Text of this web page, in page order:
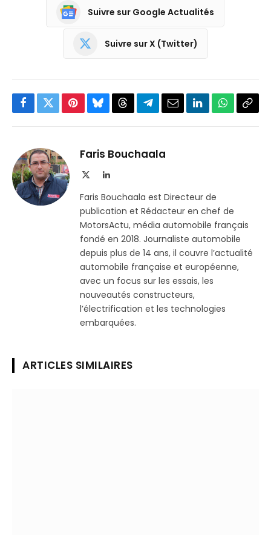
Suivre sur Google Actualités
Suivre sur X (Twitter)
Facebook
TwitterPinterestBlueskyThreadsPartager
Telegram
EmailLinkedInWhatsApp
Faris Bouchaala
LinkedIn
Faris Bouchaala est Directeur de
publication et Rédacteur en chef de
MotorsActu, média automobile français
fondé en 2018. Journaliste automobile
depuis plus de 14 ans, il couvre l’actualité
automobile française et européenne,
avec un focus sur les essais, les
nouveautés constructeurs,
l’électrification et les technologies
embarquées.
ARTICLES SIMILAIRES